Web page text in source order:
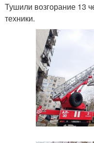
Тушили возгорание 13
техники.